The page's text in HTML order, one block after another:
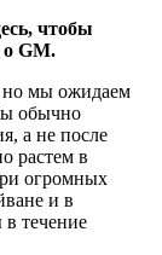
чтобы
GM.
но мы ожидаем
обычно
а не после
растем в
огромных
и в
течение